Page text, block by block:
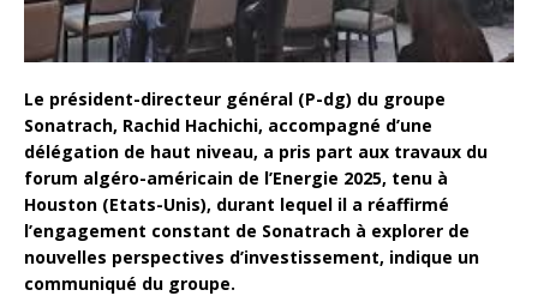
Le président-directeur général (P-dg) du groupe
Sonatrach, Rachid Hachichi, accompagné d’une
délégation de haut niveau, a pris part aux travaux du
forum algéro-américain de l’Energie 2025, tenu à
Houston (Etats-Unis), durant lequel il a réaffirmé
l’engagement constant de Sonatrach à explorer de
nouvelles perspectives d’investissement, indique un
communiqué du groupe.